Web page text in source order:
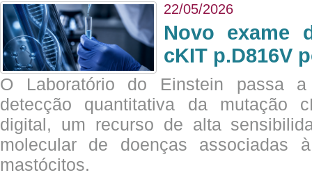
22/05/2026
Novo exame
cKIT p.D816V
O Laboratório do Einstein passa
detecção quantitativa da mutação
digital, um recurso de alta
molecular de doenças associadas
mastócitos.